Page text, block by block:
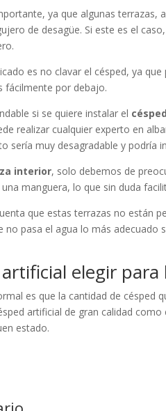
ya que algunas terrazas,
de desagüe. Si este es el
es no clavar el césped, ya
fácilmente por debajo.
si se quiere instalar el
realizar cualquier experto en
sería muy desagradable y podría
interior, solo debemos de
manguera, lo que sin duda
que estas terrazas no están
no pasa el agua lo más adecuado
elegir para
es que la cantidad de césped
artificial de gran calidad como
estado.